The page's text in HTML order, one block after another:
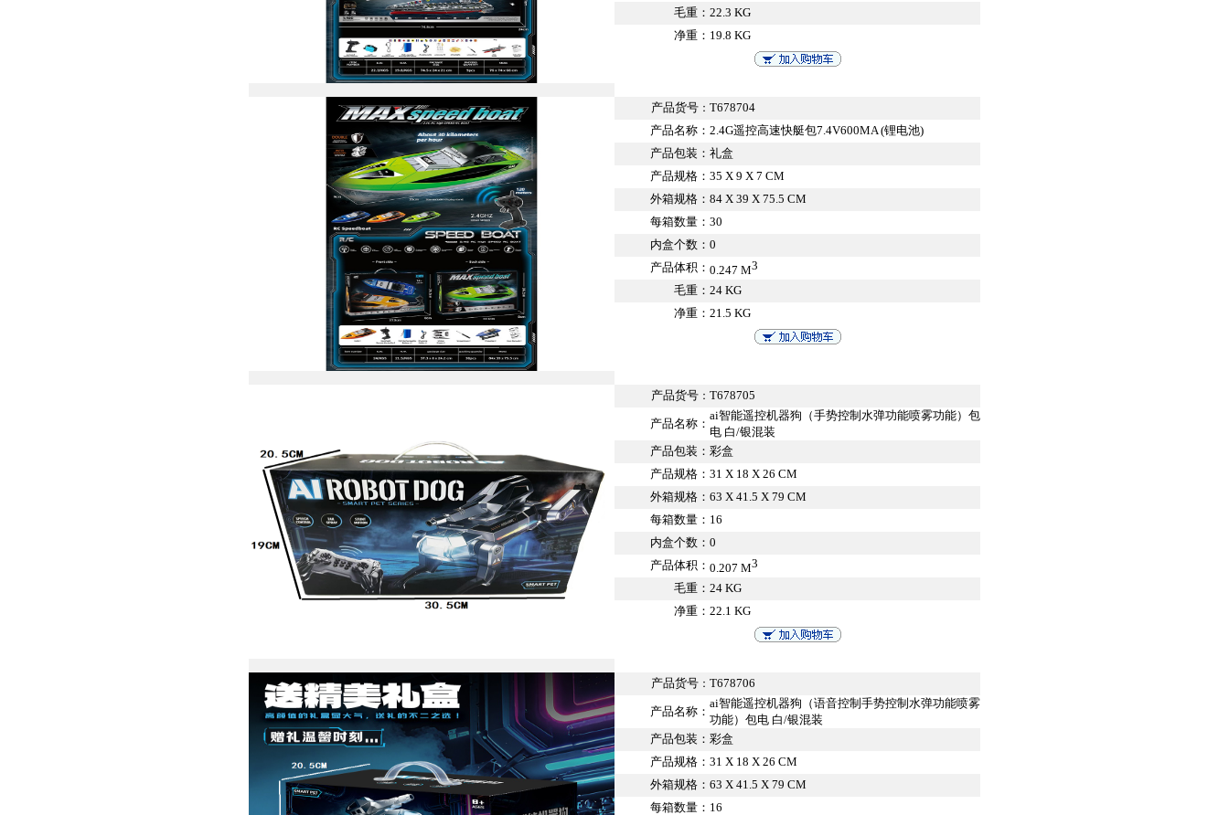
毛重： 22.3 KG
净重： 19.8 KG
产品货号 ： T678704
产品名称： 2.4G遥控高速快艇包7.4V600MA (锂电池)
产品包装： 礼盒
产品规格： 35 X 9 X 7 CM
外箱规格： 84 X 39 X 75.5 CM
每箱数量： 30
内盒个数： 0
产品体积： 0.247 M3
毛重： 24 KG
净重： 21.5 KG
产品货号 ： T678705
产品名称：
ai智能遥控机器狗（手势控制水弹功能喷雾功能）包
电 白/银混装
产品包装： 彩盒
产品规格： 31 X 18 X 26 CM
外箱规格： 63 X 41.5 X 79 CM
每箱数量： 16
内盒个数： 0
产品体积： 0.207 M3
毛重： 24 KG
净重： 22.1 KG
产品货号 ： T678706
产品名称：
ai智能遥控机器狗（语音控制手势控制水弹功能喷雾
功能）包电 白/银混装
产品包装： 彩盒
产品规格： 31 X 18 X 26 CM
外箱规格： 63 X 41.5 X 79 CM
每箱数量： 16